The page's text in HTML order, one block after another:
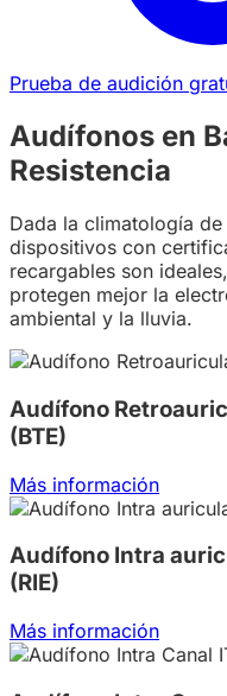
Prueba de audición
Audífonos en
Resistencia
Dada la climatología
dispositivos con
recargables son
protegen mejor la
ambiental y la lluvia.
Audífono
(BTE)
Más información
Audífono Intra
(RIE)
Más información